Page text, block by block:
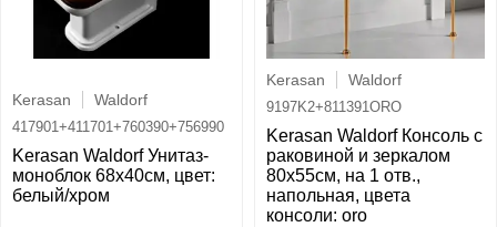
Kerasan Waldorf
417901+411701+760390+756990
Kerasan Waldorf Унитаз-
моноблок 68х40см, цвет:
белый/хром
Kerasan Waldorf
9197K2+811391ORO
Kerasan Waldorf Консоль с
раковиной и зеркалом
80х55см, на 1 отв.,
напольная, цвета
консоли: oro